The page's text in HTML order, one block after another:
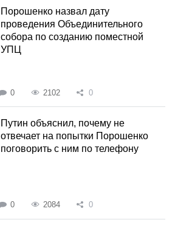
Порошенко назвал дату
проведения Объединительного
собора по созданию поместной
УПЦ
0 2102 0
Путин объяснил, почему не
отвечает на попытки Порошенко
поговорить с ним по телефону
0 2084 0